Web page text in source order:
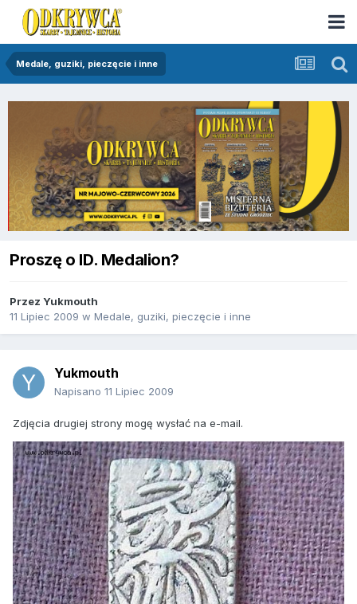
Medale, guziki, pieczęcie i inne
Proszę o ID. Medalion?
Przez Yukmouth
11 Lipiec 2009 w Medale, guziki, pieczęcie i inne
Yukmouth
Napisano 11 Lipiec 2009
Zdjęcia drugiej strony mogę wysłać na e-mail.